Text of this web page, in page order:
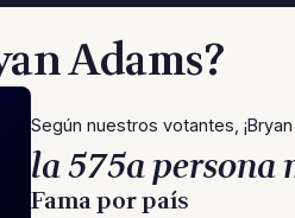
Adams?
Según nuestros votantes,
la 575a persona
Fama por país